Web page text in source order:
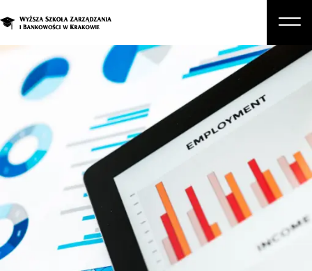
O nas
Studia podyplomowe i kursy
Kandydat
Student
Zapisz się na studia